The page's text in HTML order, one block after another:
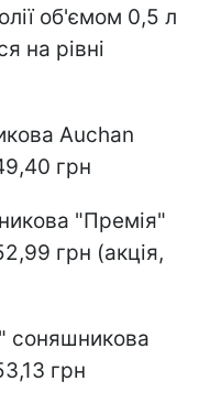
об'ємом 0,5 л
на рівні
Auchan
грн
"Премія"
грн (акція,
соняшникова
грн